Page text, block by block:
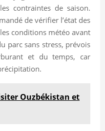
contraintes de saison.
de vérifier l’état des
conditions météo avant
parc sans stress, prévois
et du temps, car
Ouzbékistan et